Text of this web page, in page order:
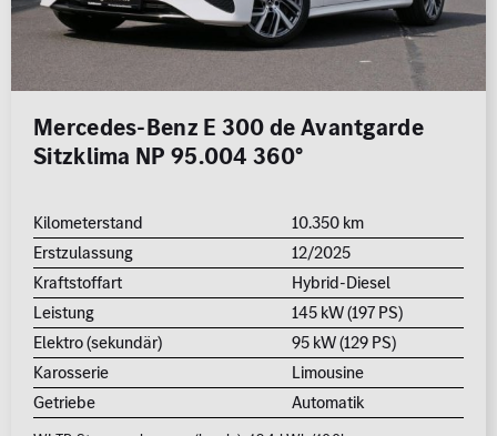
Mercedes-Benz E 300 de Avantgarde
Sitzklima NP 95.004 360°
Kilometerstand
10.350 km
Erstzulassung
12/2025
Kraftstoffart
Hybrid-Diesel
Leistung
145 kW (197 PS)
Elektro (sekundär)
95 kW (129 PS)
Karosserie
Limousine
Getriebe
Automatik